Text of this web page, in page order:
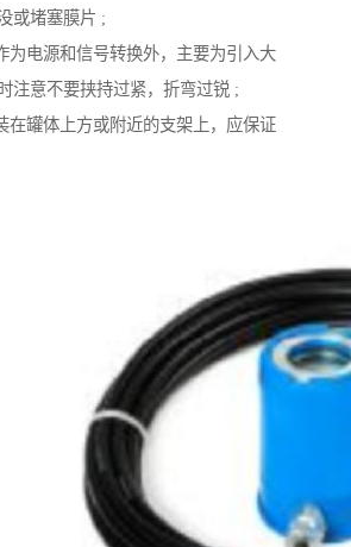
或堵塞膜片 ;
为电源和信号转换外，主要为引入大
注意不要挟持过紧，折弯过锐 ;
在罐体上方或附近的支架上，应保证